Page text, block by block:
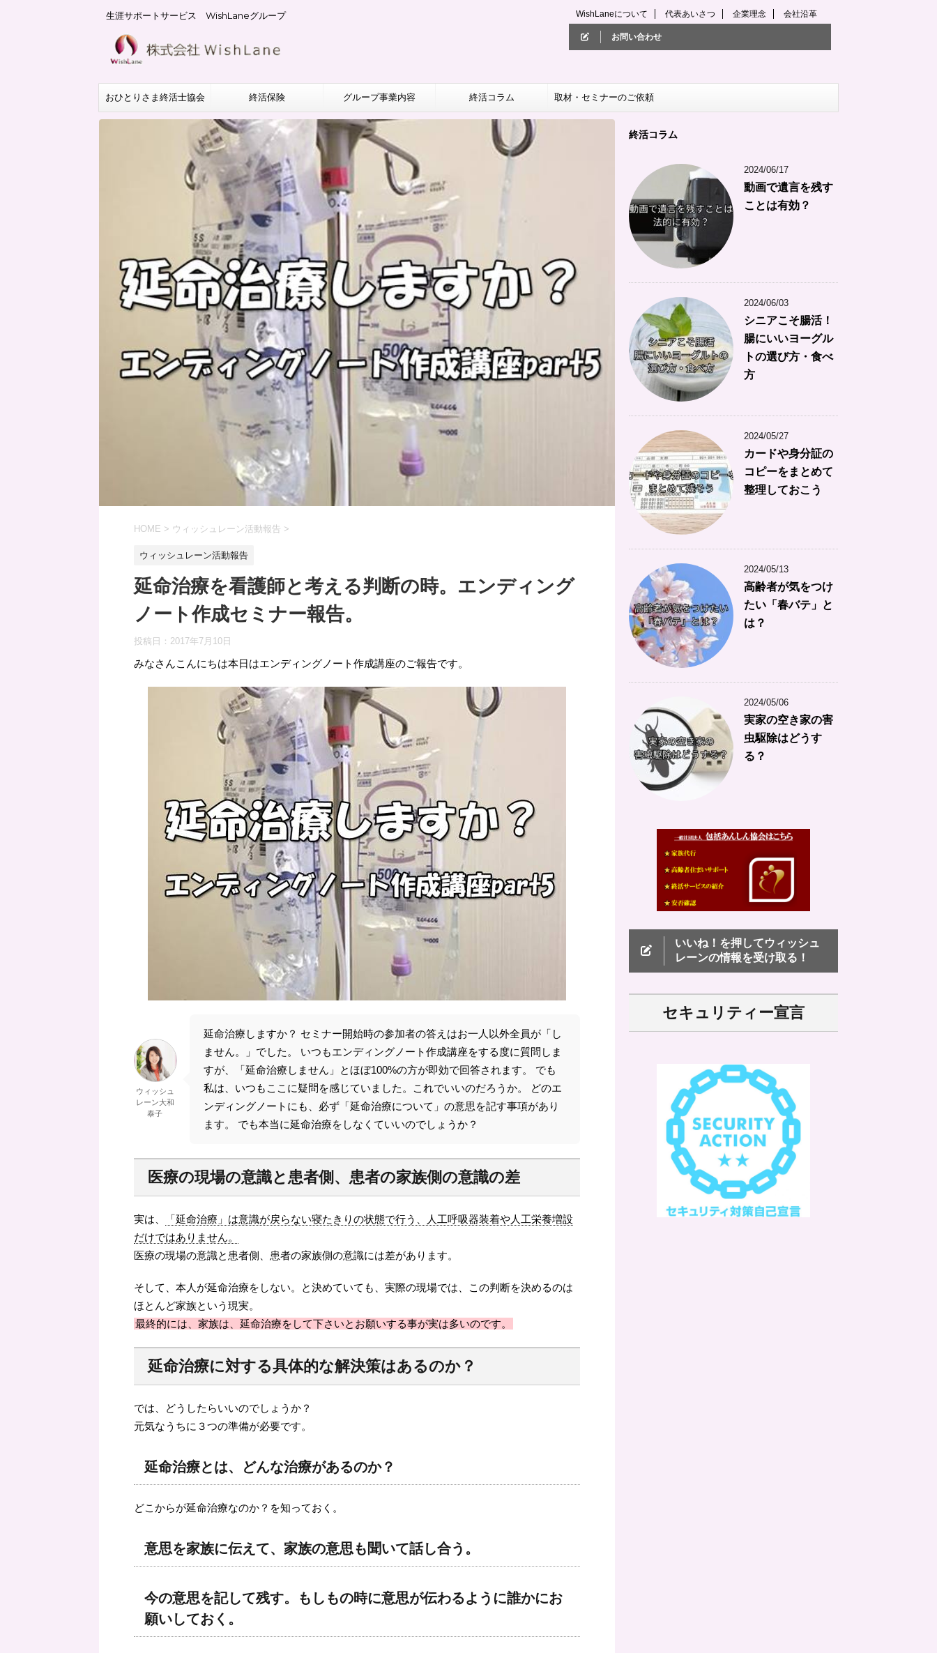
生涯サポートサービス WishLaneグループ WishLaneについて 代表あいさつ 企業理念 会社沿革
お問い合わせ
おひとりさま終活士協会 終活保険 グループ事業内容 終活コラム 取材・セミナーのご依頼
HOME > ウィッシュレーン活動報告 >
ウィッシュレーン活動報告
延命治療を看護師と考える判断の時。エンディング
ノート作成セミナー報告。
投稿日： 2017年7月10日
みなさんこんにちは本日はエンディングノート作成講座のご報告です。
ウィッシュ
レーン大和
泰子
延命治療しますか？ セミナー開始時の参加者の答えはお一人以外全員が「し
ません。」でした。 いつもエンディングノート作成講座をする度に質問しま
すが、「延命治療しません」とほぼ100%の方が即効で回答されます。 でも
私は、いつもここに疑問を感じていました。これでいいのだろうか。 どのエ
ンディングノートにも、必ず「延命治療について」の意思を記す事項があり
ます。 でも本当に延命治療をしなくていいのでしょうか？
医療の現場の意識と患者側、患者の家族側の意識の差
実は、
「延命治療」は意識が戻らない寝たきりの状態で行う、人工呼吸器装着や人工栄養増設
だけではありません。
医療の現場の意識と患者側、患者の家族側の意識には差があります。
そして、本人が延命治療をしない。と決めていても、実際の現場では、この判断を決めるのは
ほとんど家族という現実。
最終的には、家族は、延命治療をして下さいとお願いする事が実は多いのです。
延命治療に対する具体的な解決策はあるのか？
では、どうしたらいいのでしょうか？
元気なうちに３つの準備が必要です。
延命治療とは、どんな治療があるのか？
どこからが延命治療なのか？を知っておく。
意思を家族に伝えて、家族の意思も聞いて話し合う。
今の意思を記して残す。もしもの時に意思が伝わるように誰かにお
願いしておく。
終活コラム
2024/06/17
動画で遺言を残す
ことは有効？
2024/06/03
シニアこそ腸活！
腸にいいヨーグル
トの選び方・食べ
方
2024/05/27
カードや身分証の
コピーをまとめて
整理しておこう
2024/05/13
高齢者が気をつけ
たい「春バテ」と
は？
2024/05/06
実家の空き家の害
虫駆除はどうす
る？
いいね！を押してウィッシュ
レーンの情報を受け取る！
セキュリティー宣言